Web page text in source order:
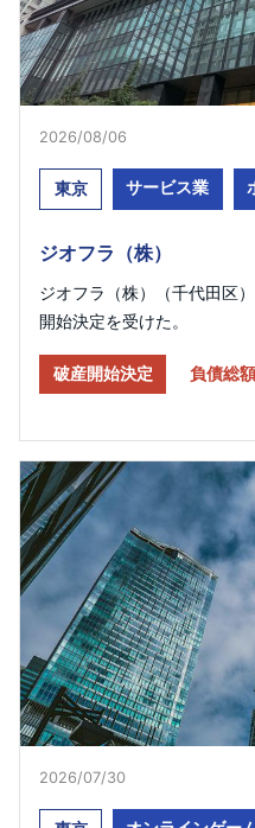
2026/08/06
東京 サービス業
ジオフラ（株）
ジオフラ（株）（千代田区
開始決定を受けた。
破産開始決定 負債総
2026/07/30